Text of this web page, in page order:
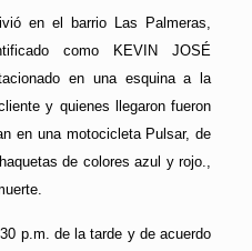
en el barrio Las Palmeras,
como KEVIN JOSÉ
en una esquina a la
y quienes llegaron fueron
en una motocicleta Pulsar, de
de colores azul y rojo.,
p.m. de la tarde y de acuerdo